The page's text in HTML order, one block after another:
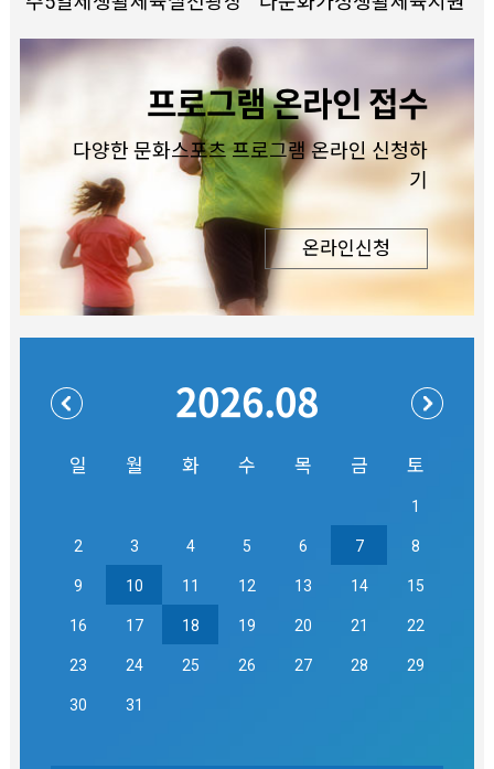
프로그램 온라인 접수
다양한 문화스포츠 프로그램 온라인 신청하
기
온라인신청
2026.08
일 월 화 수 목 금 토
1
2 3 4 5 6 7 8
9 10 11 12 13 14 15
16 17 18 19 20 21 22
23 24 25 26 27 28 29
30 31